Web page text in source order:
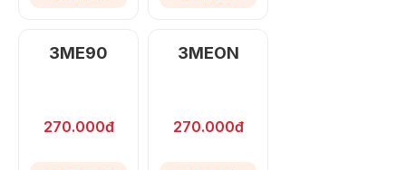
3ME90
270.000đ
3MEON
270.000đ